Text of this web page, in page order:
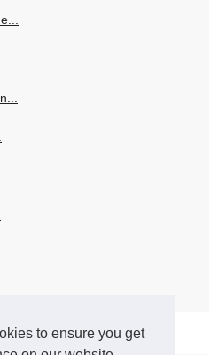
to ensure you get
alcool